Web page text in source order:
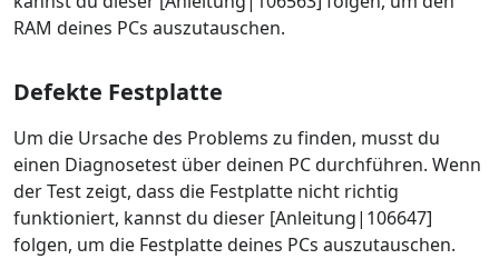
RAM deines PCs auszutauschen.
Defekte Festplatte
Um die Ursache des Problems zu finden, musst du
einen Diagnosetest über deinen PC durchführen. Wenn
der Test zeigt, dass die Festplatte nicht richtig
funktioniert, kannst du dieser [Anleitung|106647]
folgen, um die Festplatte deines PCs auszutauschen.